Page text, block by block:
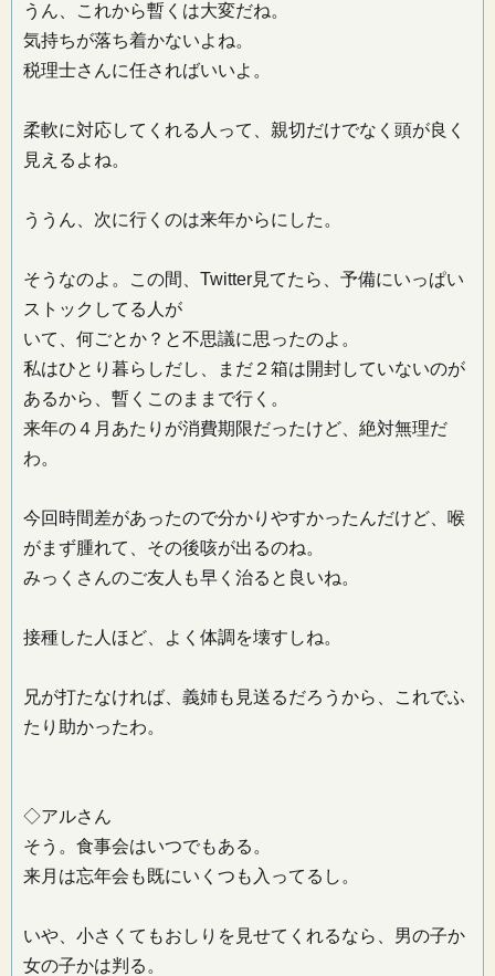
うん、これから暫くは大変だね。
気持ちが落ち着かないよね。
税理士さんに任さればいいよ。
柔軟に対応してくれる人って、親切だけでなく頭が良く
見えるよね。
ううん、次に行くのは来年からにした。
そうなのよ。この間、Twitter見てたら、予備にいっぱい
ストックしてる人が
いて、何ごとか？と不思議に思ったのよ。
私はひとり暮らしだし、まだ２箱は開封していないのが
あるから、暫くこのままで行く。
来年の４月あたりが消費期限だったけど、絶対無理だ
わ。
今回時間差があったので分かりやすかったんだけど、喉
がまず腫れて、その後咳が出るのね。
みっくさんのご友人も早く治ると良いね。
接種した人ほど、よく体調を壊すしね。
兄が打たなければ、義姉も見送るだろうから、これでふ
たり助かったわ。
◇アルさん
そう。食事会はいつでもある。
来月は忘年会も既にいくつも入ってるし。
いや、小さくてもおしりを見せてくれるなら、男の子か
女の子かは判る。